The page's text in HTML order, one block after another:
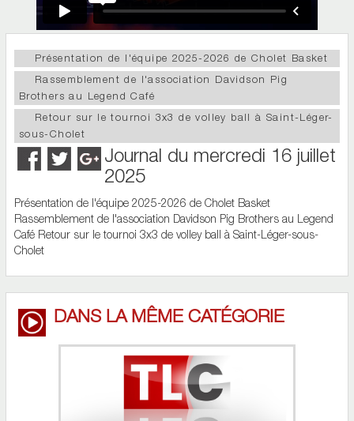
Présentation de l'équipe 2025-2026 de Cholet Basket
Rassemblement de l'association Davidson Pig
Brothers au Legend Café
Retour sur le tournoi 3x3 de volley ball à Saint-Léger-
sous-Cholet
Journal du mercredi 16 juillet
2025
Présentation de l'équipe 2025-2026 de Cholet Basket
Rassemblement de l'association Davidson Pig Brothers au Legend
Café Retour sur le tournoi 3x3 de volley ball à Saint-Léger-sous-
Cholet
DANS LA MÊME CATÉGORIE